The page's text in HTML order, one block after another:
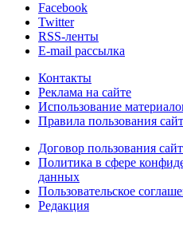
Facebook
Twitter
RSS-ленты
E-mail рассылка
Контакты
Реклама на сайте
Использование
Правила пользования
Договор пользования
Политика в сфере
данных
Пользовательское
Редакция